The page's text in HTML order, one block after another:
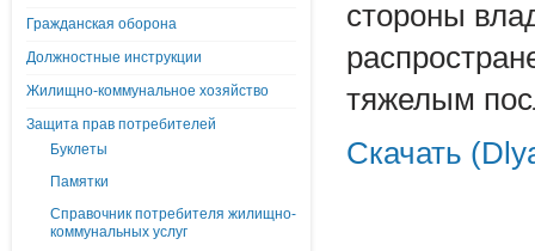
Гражданская оборона
Должностные инструкции
Жилищно-коммунальное хозяйство
Защита прав потребителей
Буклеты
Памятки
Справочник потребителя жилищно-
коммунальных услуг
стороны
тяжелым
Скачать